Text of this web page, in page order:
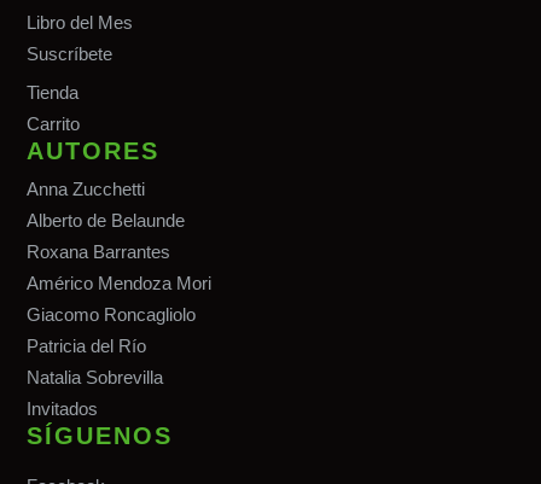
Libro del Mes
Suscríbete
Tienda
Carrito
AUTORES
Anna Zucchetti
Alberto de Belaunde
Roxana Barrantes
Américo Mendoza Mori
Giacomo Roncagliolo
Patricia del Río
Natalia Sobrevilla
Invitados
SÍGUENOS